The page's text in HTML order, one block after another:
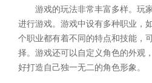
游戏的玩法非常丰富多样。玩
进行游戏。游戏中设有多种职业，
个职业都有着不同的特点和技能，
择。游戏还可以自定义角色的外观
好打造自己独一无二的角色形象。